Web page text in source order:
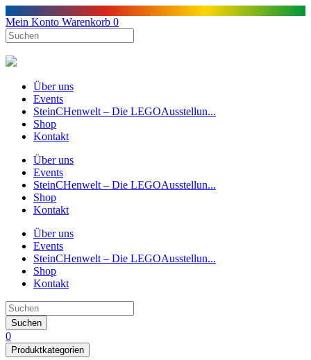
Mein Konto Warenkorb 0
Über uns
Events
SteinCHenwelt – Die LEGOAusstellun...
Shop
Kontakt
Über uns
Events
SteinCHenwelt – Die LEGOAusstellun...
Shop
Kontakt
Über uns
Events
SteinCHenwelt – Die LEGOAusstellun...
Shop
Kontakt
Suchen
0
Produktkategorien